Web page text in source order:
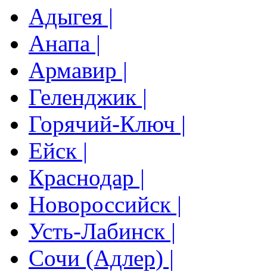
Адыгея |
Анапа |
Армавир |
Геленджик |
Горячий-Ключ |
Ейск |
Краснодар |
Новороссийск |
Усть-Лабинск |
Сочи (Адлер) |